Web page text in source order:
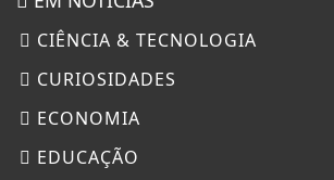
CIÊNCIA & TECNOLOGIA
CURIOSIDADES
ECONOMIA
EDUCAÇÃO